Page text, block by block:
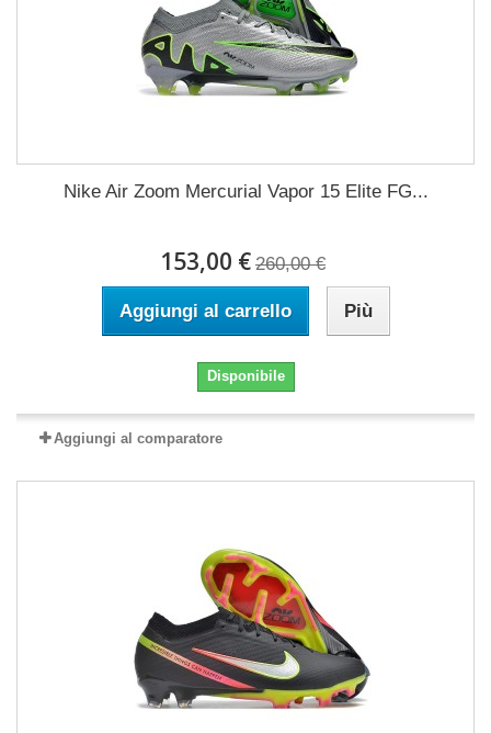
Nike Air Zoom Mercurial Vapor 15 Elite FG...
153,00 € 260,00 €
Aggiungi al carrello Più
Disponibile
Aggiungi al comparatore